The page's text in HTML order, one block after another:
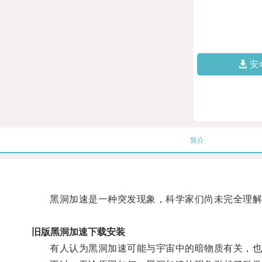
安
简介
黑洞加速是一种突发现象，科学家们尚未完全理
旧版黑洞加速下载安装
有人认为黑洞加速可能与宇宙中的暗物质有关，